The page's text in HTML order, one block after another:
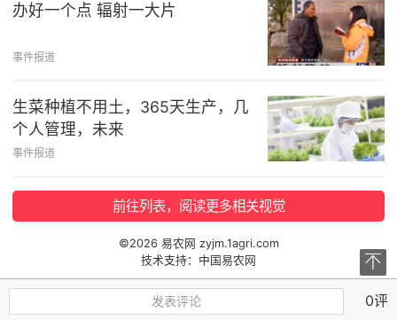
办好一个点 辐射一大片
事件报道
生菜种植不用土，365天生产，几
个人管理，未来
事件报道
前往列表，阅读更多相关视觉
发表评论 0评
©2026 易农网 zyjm.1agri.com
技术支持： 中国易农网